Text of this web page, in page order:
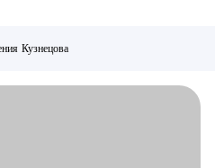
Кузнецова